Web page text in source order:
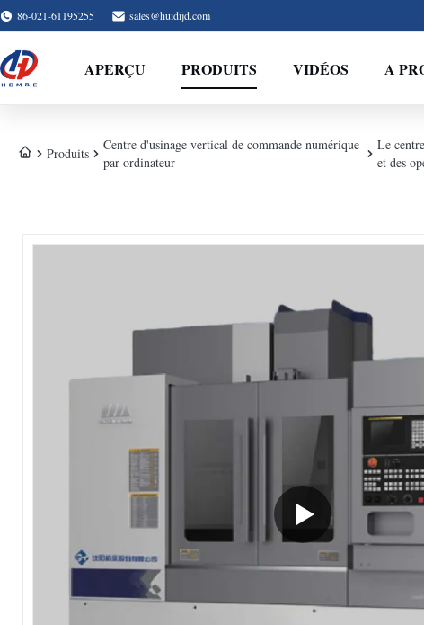
86-021-61195255 sales@huidijd.com
APERÇU PRODUITS VIDÉOS A
Produits
Centre d'usinage vertical de commande numérique
par ordinateur
Le
et des